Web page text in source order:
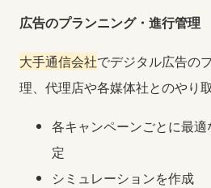
広告のプランニング・進行管理
大手通信会社でデジタル広告の
理、代理店や各媒体社とのやり
各キャンペーンごとに最
定
シミュレーションを作成